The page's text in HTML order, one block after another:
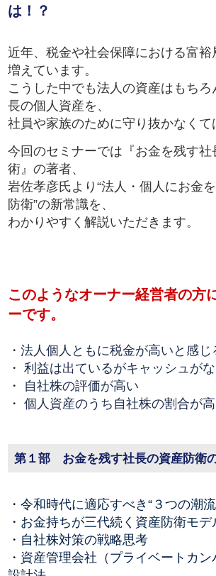
は！？
近年、税金や社会保障における富
増えています。
こうした中でも法人の資産はもち
長の個人資産を、
社員や家族のために守り抜かなくて
今回のセミナーでは『お金を残す社
術』の著者、
岩佐孝彦氏より“法人・個人にお金
防衛”の新常識を、
わかりやすく解説いただきます。
このようなオーナー経営者の方
ーです。
・法人個人ともに税金が高いと感じ
・ 利益は出ているがキャッシュが
・ 自社株の評価が高い
・ 個人資産のうち自社株の割合が
第１部 お金を残す社長の資産防衛
・令和時代に適応すべき“３つの潮流
・お金持ちが三代続く資産防衛モ
・自社株対策の戦略思考
・資産管理会社（プライベートカ